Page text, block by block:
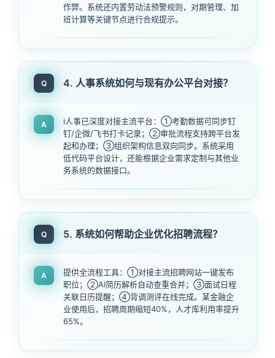
作弊。系统还内置劳动法预警规则，对期管理、加
班计算等关键节点进行合规提示。
Q 4. 人事系统如何与现有办公平台对接？
A
i人事已深度对接主流平台：①考勤数据可同步钉
钉/企微/飞书打卡记录；②审批流程支持跨平台发
起和办理；③组织架构信息双向同步。系统采用
低代码平台设计，还能根据企业需求定制与其他业
务系统的数据接口。
Q 5. 系统如何帮助企业优化招聘流程？
A
提供全流程工具：①对接主流招聘网站一键发布
职位；②AI简历解析自动查重合并；③面试日程
关联日历提醒；④背调测评在线完成。某金融企
业使用后，招聘周期缩短40%，人才库利用率提升
65%。